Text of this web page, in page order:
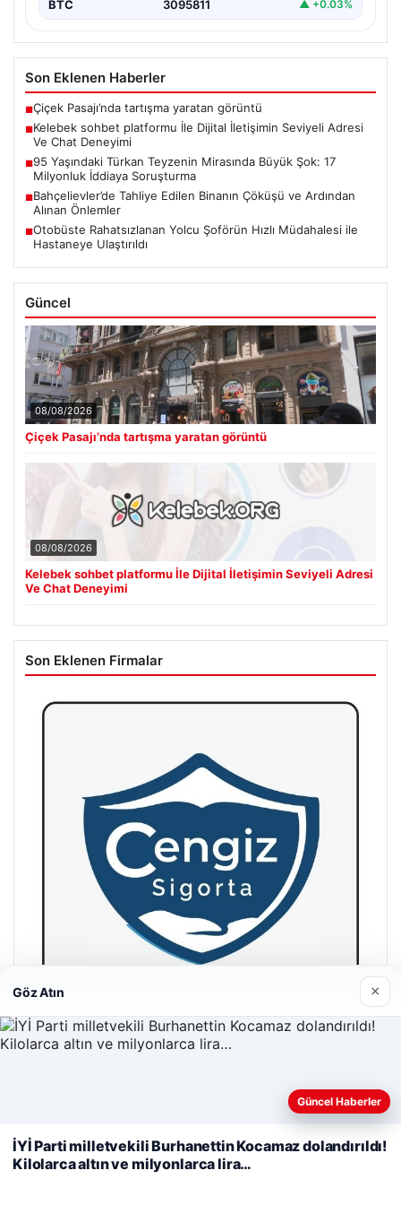
BTC 3095811 ▲ +0.03%
Son Eklenen Haberler
■Çiçek Pasajı’nda tartışma yaratan görüntü
■Kelebek sohbet platformu İle Dijital İletişimin Seviyeli Adresi
Ve Chat Deneyimi
■95 Yaşındaki Türkan Teyzenin Mirasında Büyük Şok: 17
Milyonluk İddiaya Soruşturma
■Bahçelievler’de Tahliye Edilen Binanın Çöküşü ve Ardından
Alınan Önlemler
■Otobüste Rahatsızlanan Yolcu Şoförün Hızlı Müdahalesi ile
Hastaneye Ulaştırıldı
Güncel
08/08/2026
Çiçek Pasajı’nda tartışma yaratan görüntü
08/08/2026
Kelebek sohbet platformu İle Dijital İletişimin Seviyeli Adresi
Ve Chat Deneyimi
Son Eklenen Firmalar
Cengiz Sigorta
Web sitemizi nasıl kullandığınızı daha iyi anlayabilmek,
kullanıyoruz.Çerez Politikamız
Reddet Kabul Et
Göz Atın ×
Güncel Haberler
İYİ Parti milletvekili Burhanettin Kocamaz dolandırıldı!
Kilolarca altın ve milyonlarca lira…